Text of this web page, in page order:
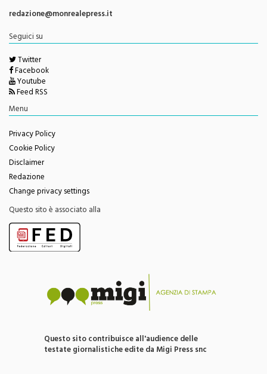
redazione@monrealepress.it
Seguici su
Twitter
Facebook
Youtube
Feed RSS
Menu
Privacy Policy
Cookie Policy
Disclaimer
Redazione
Change privacy settings
Questo sito è associato alla
Questo sito contribuisce all'audience delle
testate giornalistiche edite da Migi Press snc